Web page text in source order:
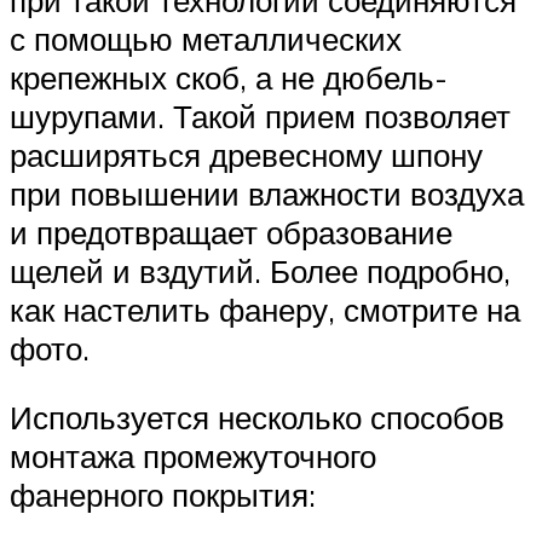
с помощью металлических
крепежных скоб, а не дюбель-
шурупами. Такой прием позволяет
расширяться древесному шпону
при повышении влажности воздуха
и предотвращает образование
щелей и вздутий. Более подробно,
как настелить фанеру, смотрите на
фото.
Используется несколько способов
монтажа промежуточного
фанерного покрытия: